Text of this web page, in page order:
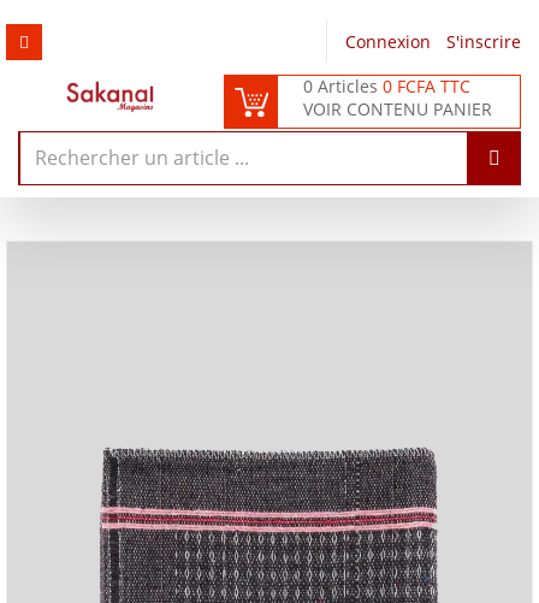
Connexion
S'inscrire
0 Articles0 FCFA TTC
VOIR CONTENU PANIER